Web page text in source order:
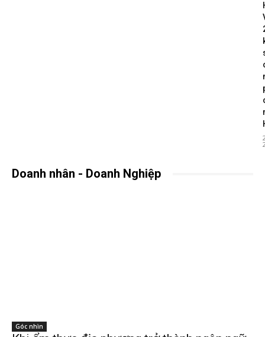
Doanh nhân - Doanh Nghiệp
Góc nhìn